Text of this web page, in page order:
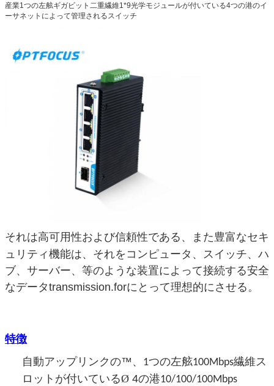
産業1つの左舷ギガビット二重繊維1*9光学モジュールが付いている4つの港のイ
ーサネットによって管理されるスイッチ
それは高可用性および信頼性である、また豊富なセキ
ュリティ機能は、それをコンピュータ、スイッチ、ハ
ブ、サーバー、等のような装置によって接続する安全
なデータtransmission.forにとって理想的にさせる。
特徴
自動アップリンクの™ 、1つの左舷100Mbps繊維ス
ロットが付いているØ 4の港10/100/100Mbps